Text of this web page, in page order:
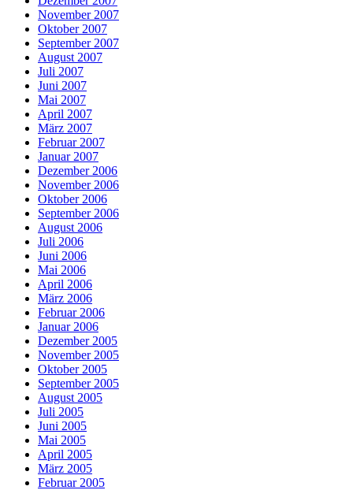
November 2007
Oktober 2007
September 2007
August 2007
Juli 2007
Juni 2007
Mai 2007
April 2007
März 2007
Februar 2007
Januar 2007
Dezember 2006
November 2006
Oktober 2006
September 2006
August 2006
Juli 2006
Juni 2006
Mai 2006
April 2006
März 2006
Februar 2006
Januar 2006
Dezember 2005
November 2005
Oktober 2005
September 2005
August 2005
Juli 2005
Juni 2005
Mai 2005
April 2005
März 2005
Februar 2005